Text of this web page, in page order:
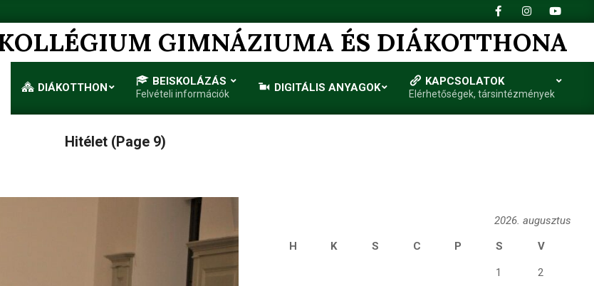
GIMNÁZIUMA ÉS DIÁKOTTHONA
Primary
Navigation
DIÁKOTTHON BEISKOLÁZÁS
Felvételi információk DIGITÁLIS ANYAGOK KAPCSOLATOK
Elérhetőségek, társintézmények
Hitélet (Page 9)
2026. augusztus
H
K S C P S V
1 2